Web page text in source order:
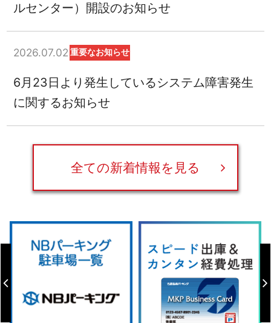
ルセンター）開設のお知らせ
2026.07.02 重要なお知らせ
6月23日より発生しているシステム障害発生
に関するお知らせ
全ての新着情報を見る